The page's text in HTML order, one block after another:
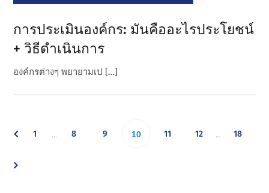
การประเมินองค์กร: มันคืออะไรประโยชน์
+ วิธีดําเนินการ
องค์กรต่างๆ พยายามเป […]
Go
1
pagesGo
8 Go
9 Go
10 Go
11 Go
12
pagesGo
18